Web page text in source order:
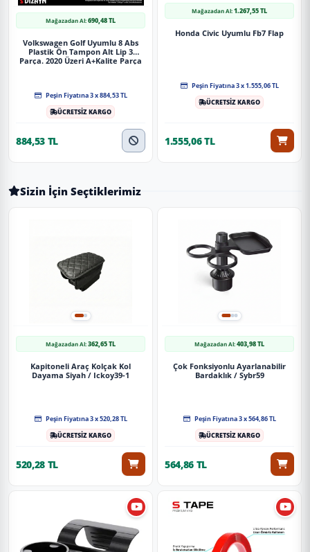
Mağazadan Al:690,48 TL
Volkswagen Golf Uyumlu 8 Abs
Plastik Ön Tampon Alt Lip 3
Parça. 2020 Üzeri A+Kalite Parça
Peşin Fiyatına 3 x 884,53 TL
ÜCRETSİZ KARGO
884,53 TL
Mağazadan Al:1.267,55 TL
Honda Civic Uyumlu Fb7 Flap
Peşin Fiyatına 3 x 1.555,06 TL
ÜCRETSİZ KARGO
1.555,06 TL
Sizin İçin Seçtiklerimiz
Mağazadan Al:362,65 TL
Kapitoneli Araç Kolçak Kol
Dayama Siyah / Ickoy39-1
Peşin Fiyatına 3 x 520,28 TL
ÜCRETSİZ KARGO
520,28 TL
Mağazadan Al:403,98 TL
Çok Fonksiyonlu Ayarlanabilir
Bardaklık / Sybr59
Peşin Fiyatına 3 x 564,86 TL
ÜCRETSİZ KARGO
564,86 TL